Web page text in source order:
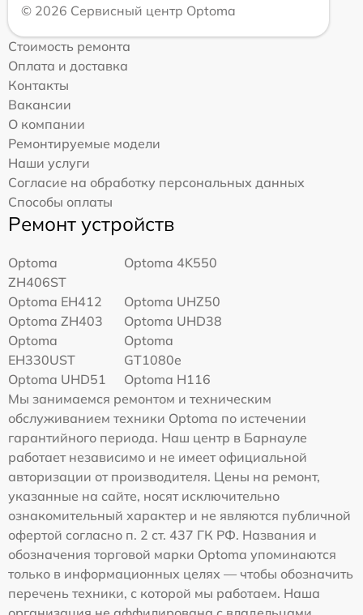
© 2026 Сервисный центр Optoma
Стоимость ремонта
Оплата и доставка
Контакты
Вакансии
О компании
Ремонтируемые модели
Наши услуги
Согласие на обработку персональных данных
Способы оплаты
Ремонт устройств
Optoma
ZH406ST
Optoma 4K550
Optoma EH412
Optoma UHZ50
Optoma ZH403
Optoma UHD38
Optoma
EH330UST
Optoma
GT1080e
Optoma UHD51
Optoma H116
Мы занимаемся ремонтом и техническим
обслуживанием техники Optoma по истечении
гарантийного периода. Наш центр в Барнауле
работает независимо и не имеет официальной
авторизации от производителя. Цены на ремонт,
указанные на сайте, носят исключительно
ознакомительный характер и не являются публичной
офертой согласно п. 2 ст. 437 ГК РФ. Названия и
обозначения торговой марки Optoma упоминаются
только в информационных целях — чтобы обозначить
перечень техники, с которой мы работаем. Наша